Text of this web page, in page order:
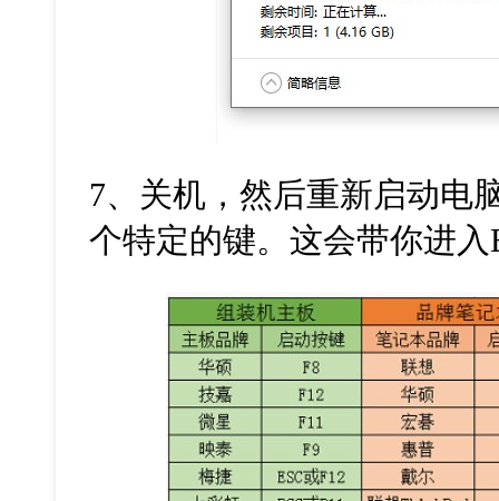
7、关机，然后重新启动电
个特定的键。这会带你进入